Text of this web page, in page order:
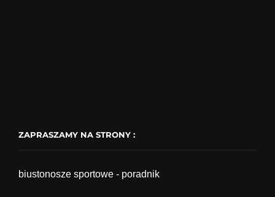
ZAPRASZAMY NA STRONY :
biustonosze sportowe - poradnik